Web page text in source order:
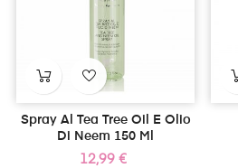
Spray Al Tea Tree Oil E Olio
Di Neem 150 Ml
Prezzo
12,99 €